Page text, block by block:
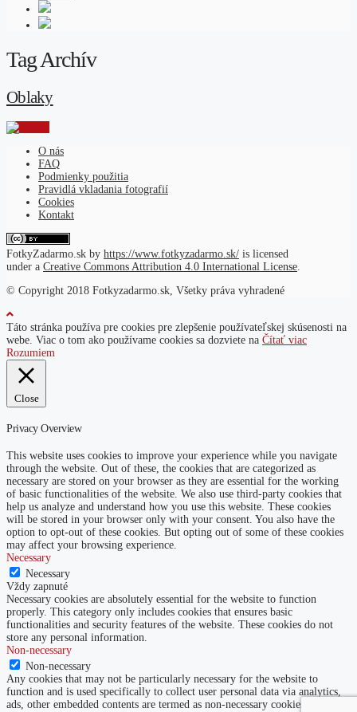
Tag Archív
Oblaky
O nás
FAQ
Podmienky použitia
Pravidlá vkladania fotografií
Cookies
Kontakt
FotkyZadarmo.sk by https://www.fotkyzadarmo.sk/ is licensed
under a Creative Commons Attribution 4.0 International License
© Copyright 2018 Fotkyzadarmo.sk, Všetky práva vyhradené
Táto stránka používa pre cookies pre zlepšenie používateľskej skúsenosti na
webe. Viac o tom ako používame cookies sa dozviete na Čítať viac
Rozumiem
Close
Privacy Overview
This website uses cookies to improve your experience while you navigate
through the website. Out of these, the cookies that are categorized as
necessary are stored on your browser as they are essential for the working
of basic functionalities of the website. We also use third-party cookies that
help us analyze and understand how you use this website. These cookies
will be stored in your browser only with your consent. You also have the
option to opt-out of these cookies. But opting out of some of these cookies
may affect your browsing experience.
Necessary
Necessary
Vždy zapnuté
Necessary cookies are absolutely essential for the website to function
properly. This category only includes cookies that ensures basic
functionalities and security features of the website. These cookies do not
store any personal information.
Non-necessary
Non-necessary
Any cookies that may not be particularly necessary for the website to
function and is used specifically to collect user personal data via analytics,
ads, other embedded contents are termed as non-necessary cookies. It is